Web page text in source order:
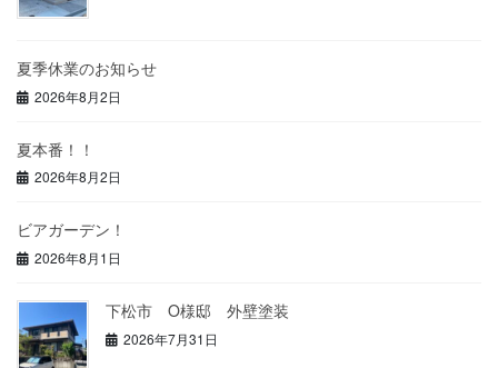
夏季休業のお知らせ
2026年8月2日
夏本番！！
2026年8月2日
ビアガーデン！
2026年8月1日
下松市 O様邸 外壁塗装
2026年7月31日